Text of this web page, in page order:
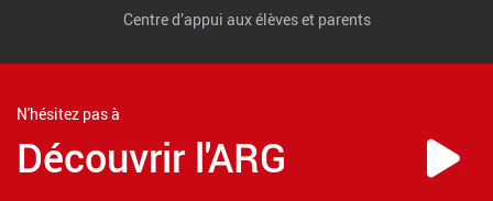
Centre d’appui aux élèves et parents
N'hésitez pas à
Découvrir l'ARG